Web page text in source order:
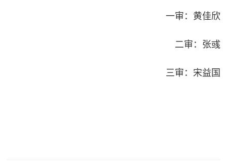
一审：黄佳欣
二审：张彧
三审：宋益国